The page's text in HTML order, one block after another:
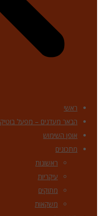
ראשי
הבאר מעדנים – מפעל בוטיק
אופן השימוש
מתכונים
ראשונות
עיקריות
מתוקים
משקאות